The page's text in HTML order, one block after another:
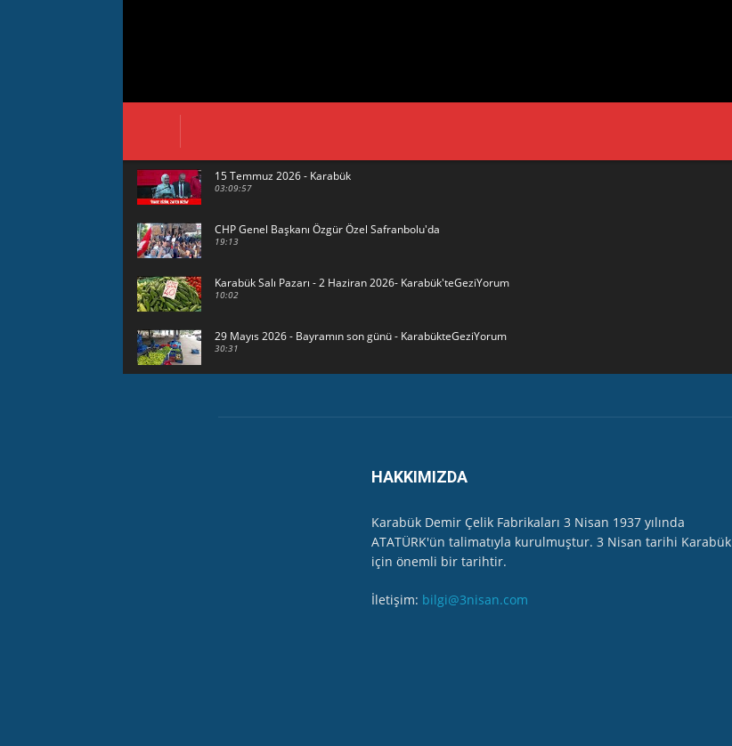
15 Temmuz 2026 - Karabük
03:09:57
CHP Genel Başkanı Özgür Özel Safranbolu'da
19:13
Karabük Salı Pazarı - 2 Haziran 2026- Karabük'teGeziYorum
10:02
29 Mayıs 2026 - Bayramın son günü - KarabükteGeziYorum
30:31
Gazeteci İlhan Alpboğa Karabük'te hangi Kurumun İl Müdürünü çok sert dille eleştirdi...
Safranbolu Cumhuriyet Kadınları Ritim Topluluğu - Özel Program-
HAKKIMIZDA
Karabük Demir Çelik Fabrikaları 3 Nisan 1937 yılında
ATATÜRK'ün talimatıyla kurulmuştur. 3 Nisan tarihi Karabük
için önemli bir tarihtir.
İletişim: bilgi@3nisan.com